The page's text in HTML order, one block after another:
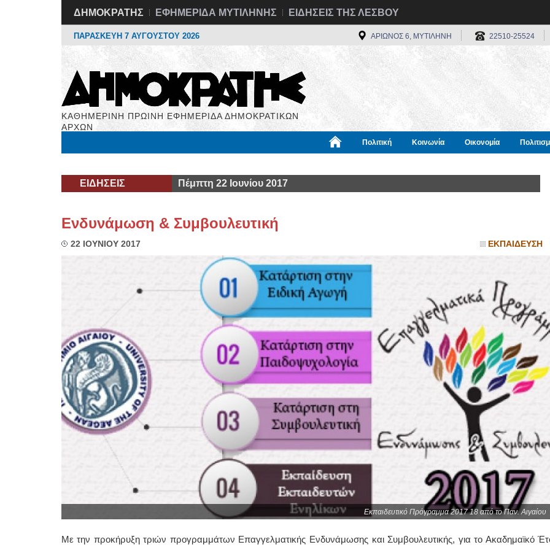
ΔΗΜΟΚΡΑΤΗΣ ΕΦΗΜΕΡΙΔΑ ΜΥΤΙΛΗΝΗΣ ΕΙΔΗΣΕΙΣ ΤΗΣ ΛΕΣΒΟΥ
ΠΑΡΑΣΚΕΥΗ 7 ΑΥΓΟΥΣΤΟΥ 2026 ΑΡΙΩΝΟΣ 6, ΜΥΤΙΛΗΝΗ 22510-25524
ΚΑΘΗΜΕΡΙΝΗ ΠΡΩΙΝΗ ΕΦΗΜΕΡΙΔΑ ΔΗΜΟΚΡΑΤΙΚΩΝ
ΑΡΧΩΝ
Πολιτική Κοινωνία Οικονομία
ΕΙΔΗΣΕΙΣ Πέμπτη 22 Ιουνίου 2017
Ενδυνάμωση & Συμβουλευτική
22 ΙΟΥΝΙΟΥ 2017 ΕΚΠΑΙΔΕΥΣΗ
Εκπαιδευτικό Πρόγραμμα 2017 18 από το Παν. Αιγαίου
Με την προκήρυξη τριών προγραμμάτων Επαγγελματικής Ενδυνάμωσης και Συμβουλευτικής, για το Ακαδημαϊκό